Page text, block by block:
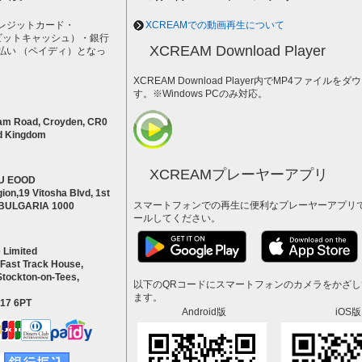
ジットカード・
トキャッシュ）・銀行
い （ペイディ）となっ
Road, Croyden, CR0
Kingdom
EOOD
Vitosha Blvd, 1st
1000
Limited
Track House,
on-Tees,
6PT
XCREAMでの動画再生について
XCREAM Download Player
XCREAM Download Player内でMP4ファイルをダ
す。※Windows PCのみ対応。
XCREAMプレーヤーアプリ
スマートフォンでの再生に便利なプレーヤーアプリ
ールしてください。
以下のQRコードにスマートフォンのカメラをかざ
ます。
Android版
iOS版